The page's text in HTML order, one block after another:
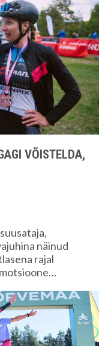
VÕISTELDA,
näinud
rajal